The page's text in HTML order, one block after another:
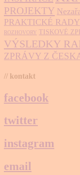
PROJEKTY
PRAKTICKÉ RADY
ROZHOVORY TISKOVÉ
VÝSLEDKY
ZPRÁVY Z
// kontakt
facebook
twitter
instagram
email